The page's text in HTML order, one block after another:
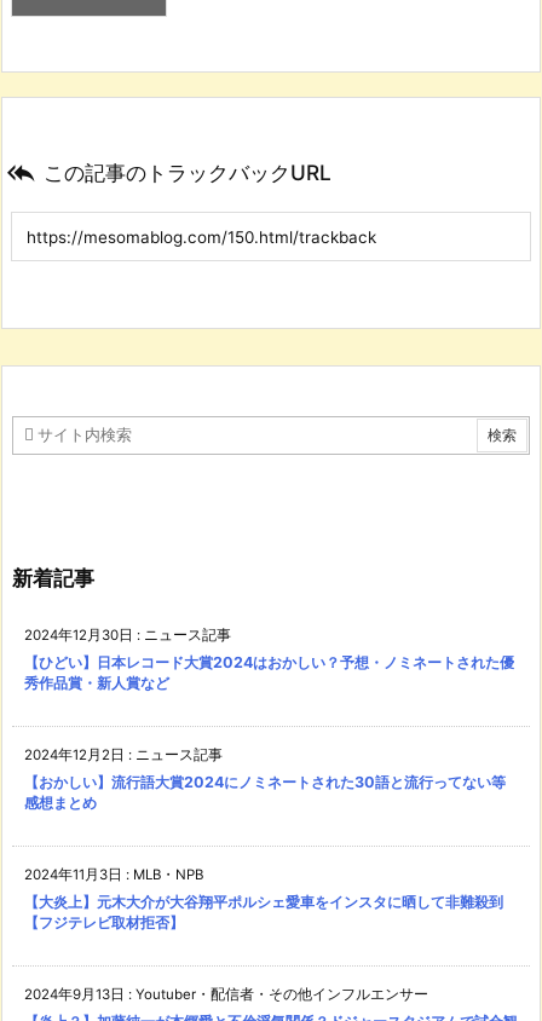
 この記事のトラックバックURL
新着記事
2024年12月30日 : ニュース記事
【ひどい】日本レコード大賞2024はおかしい？予想・ノミネートされた優
秀作品賞・新人賞など
2024年12月2日 : ニュース記事
【おかしい】流行語大賞2024にノミネートされた30語と流行ってない等
感想まとめ
2024年11月3日 : MLB・NPB
【大炎上】元木大介が大谷翔平ポルシェ愛車をインスタに晒して非難殺到
【フジテレビ取材拒否】
2024年9月13日 : Youtuber・配信者・その他インフルエンサー